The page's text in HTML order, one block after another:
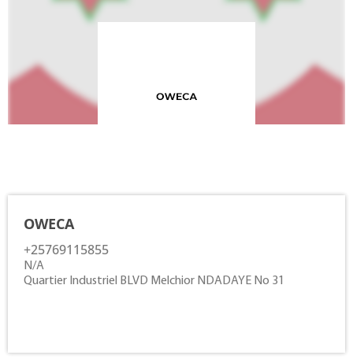
OWECA
+25769115855
N/A
Quartier Industriel BLVD Melchior NDADAYE No 31